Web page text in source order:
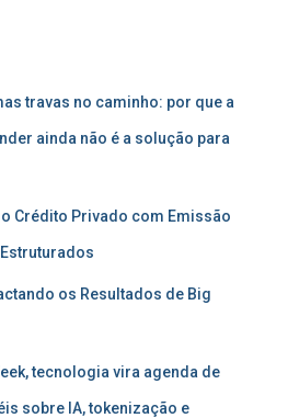
travas no caminho: por que a
ainda não é a solução para
Crédito Privado com Emissão
Estruturados
os Resultados de Big
tecnologia vira agenda de
sobre IA, tokenização e